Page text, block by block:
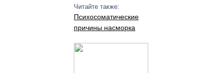
Читайте также:
Психосоматические
причины насморка